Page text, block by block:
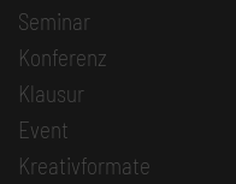
Seminar
Konferenz
Klausur
Event
Kreativformate